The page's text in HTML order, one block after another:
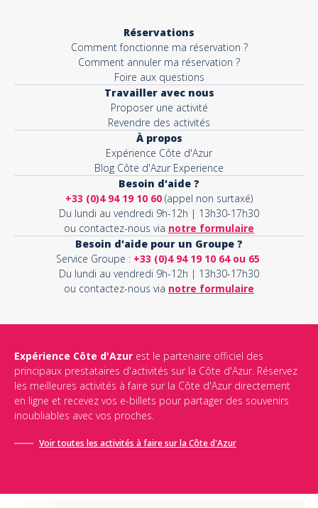
Réservations
Comment fonctionne ma réservation ?
Comment annuler ma réservation ?
Foire aux questions
Travailler avec nous
Proposer une activité
Revendre des activités
À propos
Expérience Côte d'Azur
Blog Côte d'Azur Experience
Besoin d'aide ?
+33 (0)4 94 19 10 60 (appel non surtaxé)
Du lundi au vendredi 9h-12h | 13h30-17h30
ou contactez-nous via notre formulaire
Besoin d'aide pour un Groupe ?
Service Groupe : +33 (0)4 94 19 10 64 ou 65
Du lundi au vendredi 9h-12h | 13h30-17h30
ou contactez-nous via notre formulaire
Expérience Côte d'Azur est le partenaire officiel des
principaux prestataires d'activités sur la Côte d'Azur. Réservez
les meilleures activités à faire sur la Côte d'Azur directement
en ligne et recevez vos e-billets pour partager des souvenirs
inoubliables avec vos proches.
Voir toutes les activités à faire sur la Côte d'Azur